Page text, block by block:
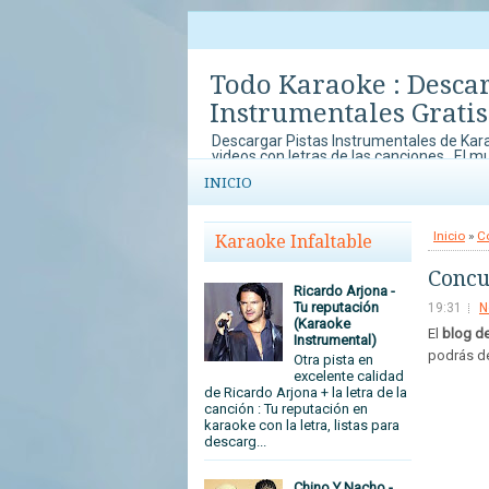
Todo Karaoke :
Instrumentales Gratis
Descargar Pistas Instrumentales de
videos con letras de las canciones . El
con concursos de Karaoke que no te
tu arte y talento al mundo.
INICIO
Karaoke Infaltable
Ricardo Arjona -
Tu reputación
(Karaoke
Instrumental)
Otra pista en
excelente calidad
de Ricardo Arjona + la letra de la
canción : Tu reputación en
karaoke con la letra, listas para
descarg...
Inicio »
19:31
El blog
podrás